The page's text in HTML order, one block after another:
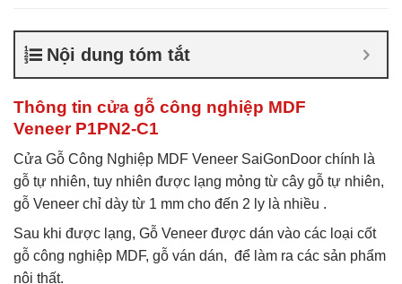
Veneer
Veneer
là gì,Giá cửa gỗ công
Nội dung tóm tắt
Thông tin cửa gỗ công nghiệp MDF
Veneer P1PN2-C1
Cửa Gỗ Công Nghiệp MDF Veneer SaiGonDoor chính là
gỗ tự nhiên, tuy nhiên được lạng mỏng từ cây gỗ tự nhiên,
gỗ Veneer chỉ dày từ 1 mm cho đến 2 ly là nhiều .
Sau khi được lạng, Gỗ Veneer được dán vào các loại cốt
gỗ công nghiệp MDF, gỗ ván dán, để làm ra các sản phẩm
nội thất.